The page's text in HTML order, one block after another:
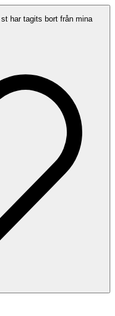
har tagits bort från mina